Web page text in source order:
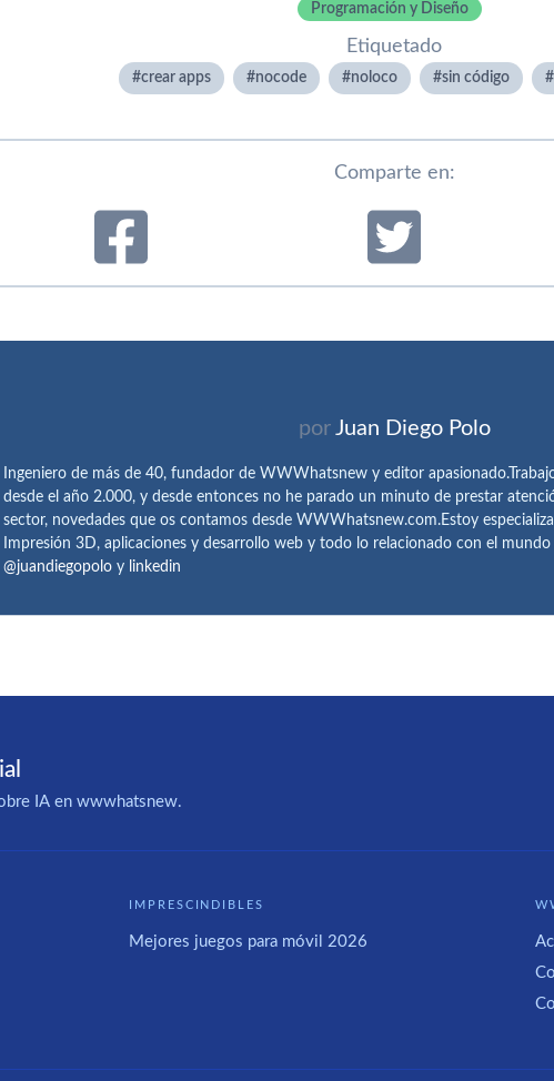
Programación y Diseño
Etiquetado
crear apps nocode noloco sin código
Comparte en:
por Juan Diego Polo
Ingeniero de más de 40, fundador de WWWhatsnew y editor
desde el año 2.000, y desde entonces no he parado un minuto de prestar
sector, novedades que os contamos desde WWWhatsnew.com.Estoy
Impresión 3D, aplicaciones y desarrollo web y todo lo relacionado con el
@juandiegopolo y linkedin
IA en wwwhatsnew.
IMPRESCINDIBLES
Mejores juegos para móvil 2026